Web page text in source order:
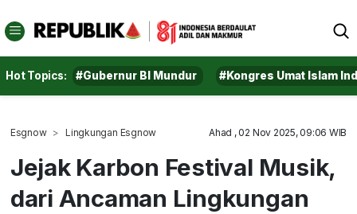
Hot Topics: #Gubernur BI Mundur #Kongres Umat Islam
Esgnow Lingkungan Esgnow Ahad , 02 Nov 2025, 09:06 WIB
Jejak Karbon Festival Musik,
dari Ancaman Lingkungan